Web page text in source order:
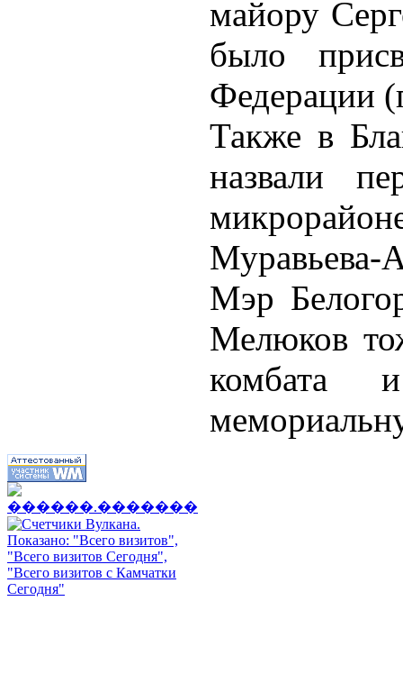
майору
было
Федерации
Также в
назвали
Муравьева-
Мэр
Мелюков
комбата